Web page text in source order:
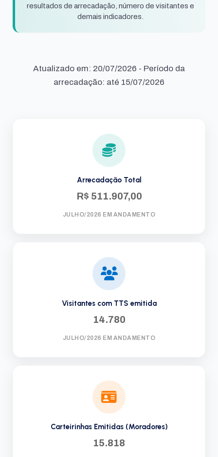
resultados de arrecadação, número de visitantes e
demais indicadores.
Atualizado em: 20/07/2026 - Período da
arrecadação: até 15/07/2026
Arrecadação Total
R$ 511.907,00
JULHO/2026 EM ANDAMENTO
Visitantes com TTS emitida
14.780
JULHO/2026 EM ANDAMENTO
Carteirinhas Emitidas (Moradores)
15.818